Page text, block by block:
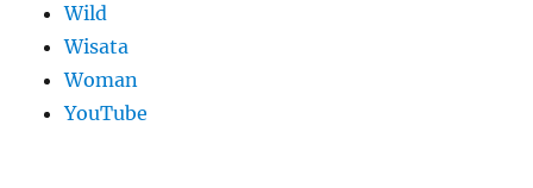
Wild
Wisata
Woman
YouTube